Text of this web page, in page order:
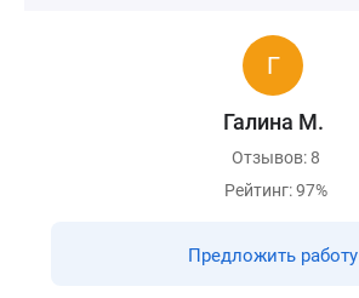
Галина М.
Отзывов: 8
Рейтинг: 97%
Предложить работу